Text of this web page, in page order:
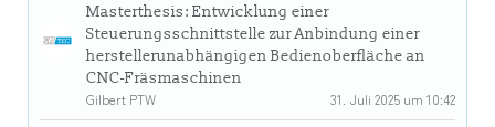
Masterthesis: Entwicklung einer
Steuerungsschnittstelle zur Anbindung einer
herstellerunabhängigen Bedienoberfläche an
CNC-Fräsmaschinen
Gilbert PTW
31. Juli 2025 um 10:42